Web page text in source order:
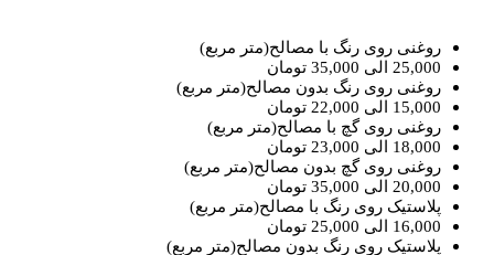
روغنی روی رنگ با مصالح(متر مربع)
25,000 الی 35,000 تومان
روغنی روی رنگ بدون مصالح(متر مربع)
15,000 الی 22,000 تومان
روغنی روی گچ با مصالح(متر مربع)
18,000 الی 23,000 تومان
روغنی روی گچ بدون مصالح(متر مربع)
20,000 الی 35,000 تومان
پلاستیک روی رنگ با مصالح(متر مربع)
16,000 الی 25,000 تومان
پلاستیک روی رنگ بدون مصالح(متر مربع)